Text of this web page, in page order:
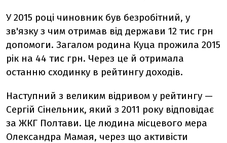
У 2015 році чиновник був безробітний, у
зв'язку з чим отримав від держави 12 тис грн
допомоги. Загалом родина Куца прожила 2015
рік на 44 тис грн. Через це й отримала
останню сходинку в рейтингу доходів.
Наступний з великим відривом у рейтингу —
Сергій Сінельник, який з 2011 року відповідає
за ЖКГ Полтави. Це людина місцевого мера
Олександра Мамая, через що активісти